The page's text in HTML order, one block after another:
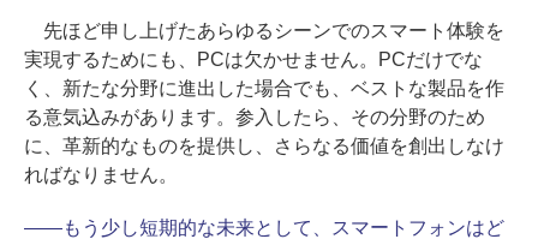
先ほど申し上げたあらゆるシーンでのスマート体験を
実現するためにも、PCは欠かせません。PCだけでな
く、新たな分野に進出した場合でも、ベストな製品を作
る意気込みがあります。参入したら、その分野のため
に、革新的なものを提供し、さらなる価値を創出しなけ
ればなりません。
――もう少し短期的な未来として、スマートフォンはど